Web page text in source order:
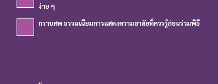
ง่าย ๆ
กราบศพ ธรรมเนียมการแสดงความอาลัยที่ควรรู้ก่อนร่วมพิธี